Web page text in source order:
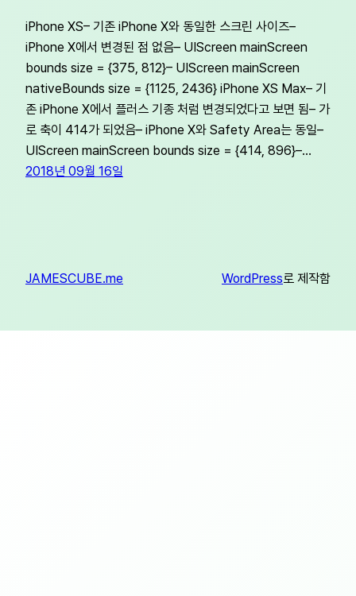
iPhone XS– 기존 iPhone X와 동일한 스크린 사이즈–
iPhone X에서 변경된 점 없음– UIScreen mainScreen
bounds size = {375, 812}– UIScreen mainScreen
nativeBounds size = {1125, 2436} iPhone XS Max– 기
존 iPhone X에서 플러스 기종 처럼 변경되었다고 보면 됨– 가
로 축이 414가 되었음– iPhone X와 Safety Area는 동일–
UIScreen mainScreen bounds size = {414, 896}–…
2018년 09월 16일
JAMESCUBE.me WordPress로 제작함